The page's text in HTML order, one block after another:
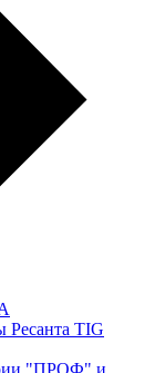
Ресанта TIG
"ПРОФ" и